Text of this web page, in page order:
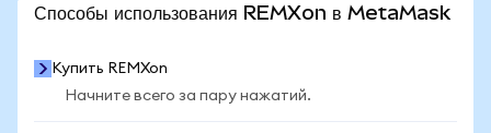
Способы использования REMXon в MetaMask
Купить REMXon
Начните всего за пару нажатий.